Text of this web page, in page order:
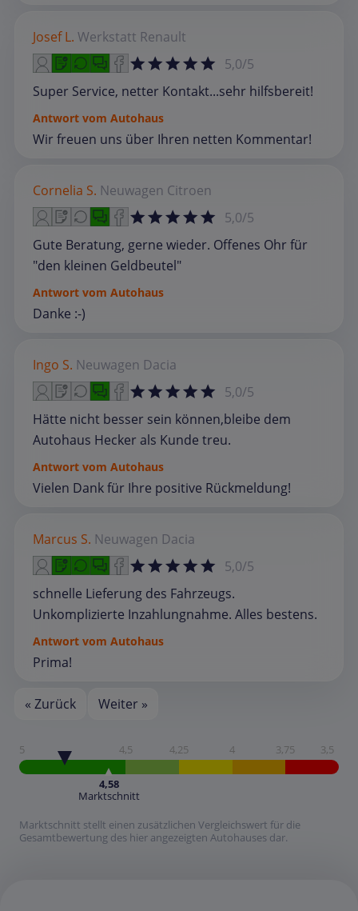
Josef L. Werkstatt Renault
5,0/5
Super Service, netter Kontakt...sehr hilfsbereit!
Antwort vom Autohaus
Wir freuen uns über Ihren netten Kommentar!
Cornelia S. Neuwagen Citroen
5,0/5
Gute Beratung, gerne wieder. Offenes Ohr für
"den kleinen Geldbeutel"
Antwort vom Autohaus
Danke :-)
Ingo S. Neuwagen Dacia
5,0/5
Hätte nicht besser sein können,bleibe dem
Autohaus Hecker als Kunde treu.
Antwort vom Autohaus
Vielen Dank für Ihre positive Rückmeldung!
Marcus S. Neuwagen Dacia
5,0/5
schnelle Lieferung des Fahrzeugs.
Unkomplizierte Inzahlungnahme. Alles bestens.
Antwort vom Autohaus
Prima!
« Zurück Weiter »
5 4,5 4,25 4 3,75 3,5
4,58
Marktschnitt
Marktschnitt stellt einen zusätzlichen Vergleichswert für die
Gesamtbewertung des hier angezeigten Autohauses dar.